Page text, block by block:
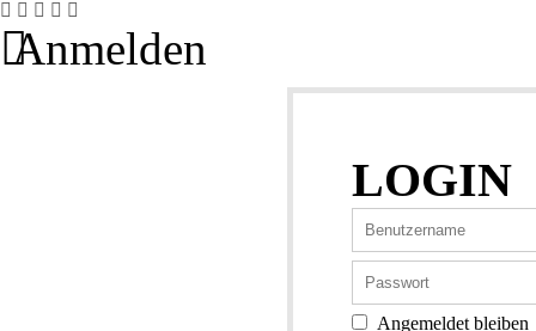
Anmelden
LOGIN
Angemeldet bleiben